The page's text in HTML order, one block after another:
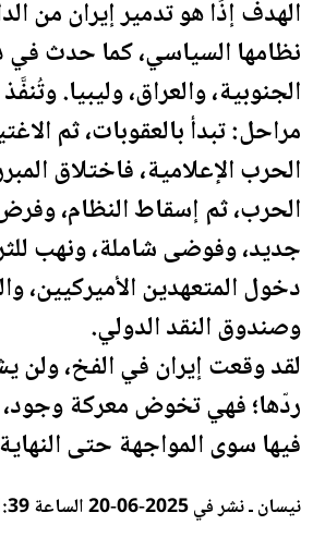
الهدف إذًا هو تدمير إيران من
نظامها السياسي، كما حدث في
الجنوبية، والعراق، وليبيا.
مراحل: تبدأ بالعقوبات، ثم
الحرب الإعلامية، فاختلاق
الحرب، ثم إسقاط النظام،
جديد، وفوضى شاملة، ونهب
دخول المتعهدين الأميركيين،
وصندوق النقد الدولي.
لقد وقعت إيران في الفخ، ولن
ردّها؛ فهي تخوض معركة وجود،
فيها سوى المواجهة حتى
نيسان ـ نشر في 2025-06-20 الساعة 11:39